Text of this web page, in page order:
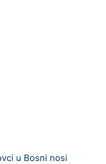
u Bosni nosi